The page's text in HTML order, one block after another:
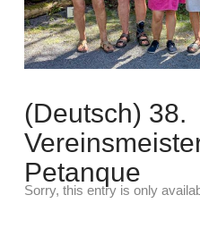
(Deutsch) 38.
Petanque
Sorry, this entry is only